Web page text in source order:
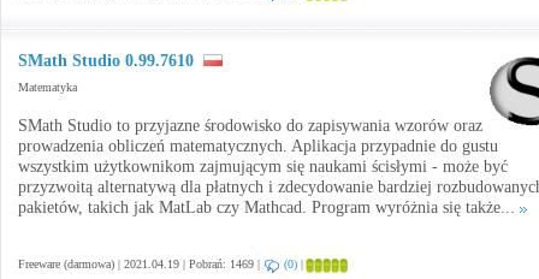
SMath Studio 0.99.7610
Matematyka
SMath Studio to przyjazne środowisko do zapisywania wzorów oraz
prowadzenia obliczeń matematycznych. Aplikacja przypadnie do gustu
wszystkim użytkownikom zajmującym się naukami ścisłymi - może być
przyzwoitą alternatywą dla płatnych i zdecydowanie bardziej
pakietów, takich jak MatLab czy Mathcad. Program wyróżnia się także...
Freeware (darmowa) | 2021.04.19 | Pobrań: 1469 | (0) |